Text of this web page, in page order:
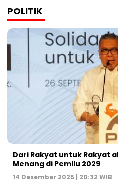
POLITIK
Dari Rakyat untuk Rakyat
Menang di Pemilu 2029
14 Desember 2025 | 20:32 WIB